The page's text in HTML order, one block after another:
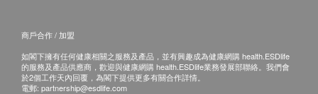
白蛋白及球蛋白比率
丙種谷氨酰轉肽酶
鹼性磷酸酶
商戶合作 / 加盟
如閣下擁有任何健康相關之服務及產品，並有興趣成為健康網購 health.ESDlife
的服務及產品供應商，歡迎與健康網購 health.ESDlife業務發展部聯絡。我們會
於2個工作天內回覆，為閣下提供更多有關合作詳情。
電郵: partnership@esdlife.com